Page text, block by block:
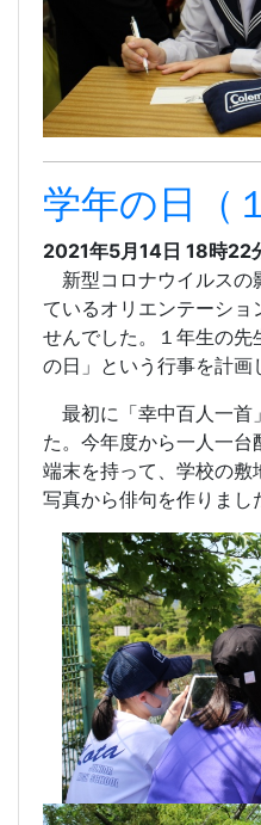
学年の日（
2021年5月14日 18時22
新型コロナウイルスの
ているオリエンテーショ
せんでした。１年生の
の日」という行事を計画
最初に「幸中百人一首
た。今年度から一人一台
端末を持って、学校の
写真から俳句を作りまし